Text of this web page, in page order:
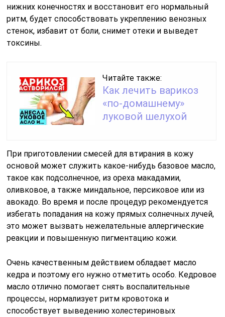
нижних конечностях и восстановит его нормальный
ритм, будет способствовать укреплению венозных
стенок, избавит от боли, снимет отеки и выведет
токсины.
Читайте также:
Как лечить варикоз
«по-домашнему»
луковой шелухой
При приготовлении смесей для втирания в кожу
основой может служить какое-нибудь базовое масло,
такое как подсолнечное, из ореха макадамии,
оливковое, а также миндальное, персиковое или из
авокадо. Во время и после процедур рекомендуется
избегать попадания на кожу прямых солнечных лучей,
это может вызвать нежелательные аллергические
реакции и повышенную пигментацию кожи.
Очень качественным действием обладает масло
кедра и поэтому его нужно отметить особо. Кедровое
масло отлично помогает снять воспалительные
процессы, нормализует ритм кровотока и
способствует выведению холестериновых